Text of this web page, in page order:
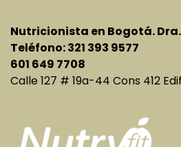
Nutricionista en Bogotá.
Teléfono: 321 393 9577
601 649 7708
Calle 127 # 19a-44 Cons 412